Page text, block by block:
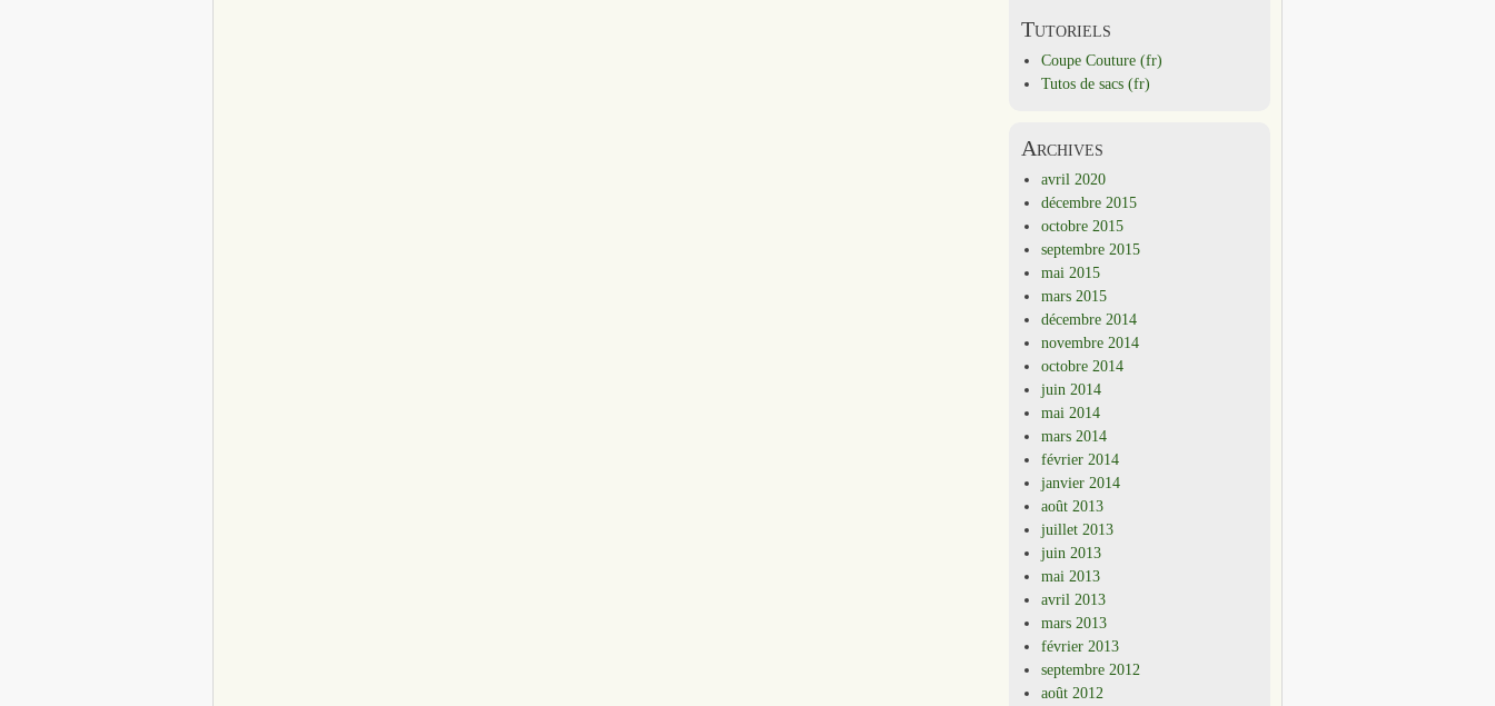
Tutoriels
Coupe Couture (fr)
Tutos de sacs (fr)
Archives
avril 2020
décembre 2015
octobre 2015
septembre 2015
mai 2015
mars 2015
décembre 2014
novembre 2014
octobre 2014
juin 2014
mai 2014
mars 2014
février 2014
janvier 2014
août 2013
juillet 2013
juin 2013
mai 2013
avril 2013
mars 2013
février 2013
septembre 2012
août 2012